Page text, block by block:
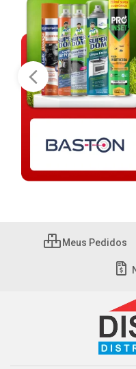
Meus Pedidos